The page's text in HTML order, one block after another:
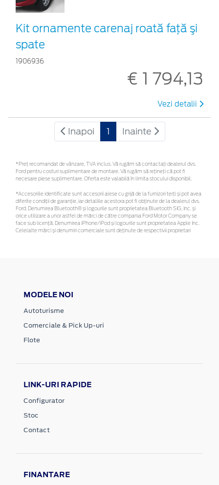
Kit ornamente carenaj roată faţă şi
spate
1906936
€ 1 794,13
Vezi detalii
Inapoi 1 Inainte
*Preţ recomandat de vânzare, TVA inclus. Vă rugăm să contactaţi dealerul dvs.
Ford pentru costuri suplimentare de montare. Vă rugăm să rețineți că pot fi
necesare piese suplimentare. Oferta este valabilă în limita stocului disponibil.
*Accesoriile identificate sunt accesorii alese cu grijă de la furnizori terți și pot avea
diferite condiții de garanție, iar detaliile acestora pot fi obținute de la dealerul dvs.
Ford. Denumirea Bluetooth® și logourile sunt proprietatea Bluetooth SIG, Inc. și
orice utilizare a unor astfel de mărci de către compania Ford Motor Company se
face sub licență. Denumirea iPhone/iPod și logourile sunt proprietatea Apple Inc.
Celelalte mărci și denumiri comerciale sunt deținute de respectivii proprietari
MODELE NOI
Autoturisme
Comerciale & Pick Up-uri
Flote
LINK-URI RAPIDE
Configurator
Stoc
Contact
FINANTARE